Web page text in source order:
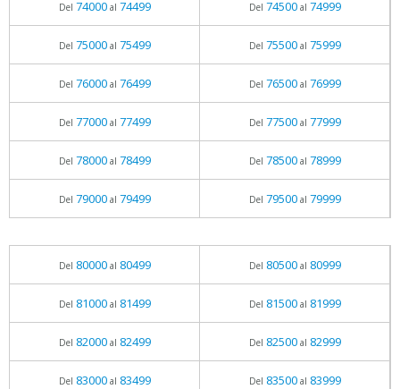
Del 74000al 74499 Del 74500al 74999
Del 75000al 75499 Del 75500al 75999
Del 76000al 76499 Del 76500al 76999
Del 77000al 77499 Del 77500al 77999
Del 78000al 78499 Del 78500al 78999
Del 79000al 79499 Del 79500al 79999
Del 80000al 80499 Del 80500al 80999
Del 81000al 81499 Del 81500al 81999
Del 82000al 82499 Del 82500al 82999
Del 83000al 83499 Del 83500al 83999